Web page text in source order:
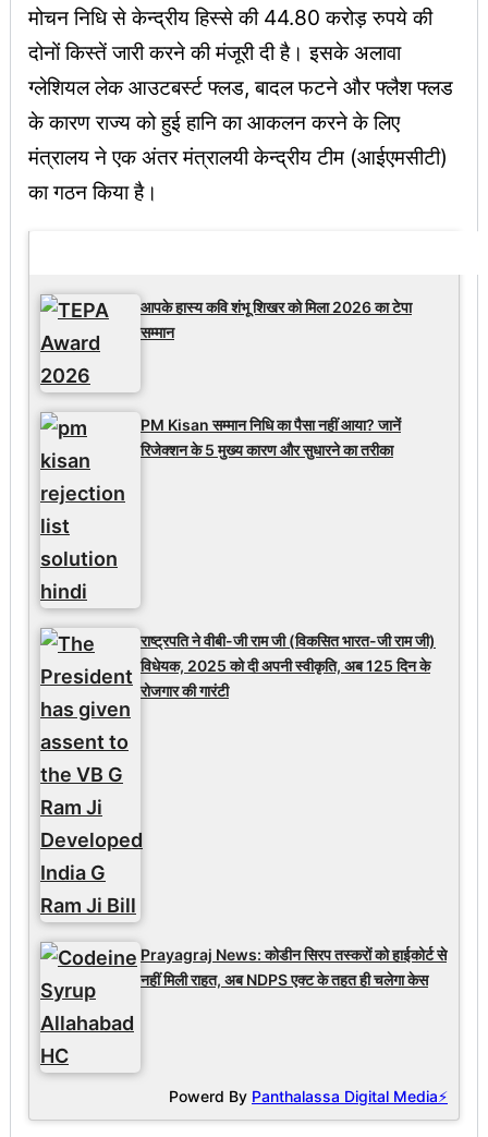
मोचन निधि से केन्द्रीय हिस्से की 44.80 करोड़ रुपये की
दोनों किस्तें जारी करने की मंजूरी दी है। इसके अलावा
ग्लेशियल लेक आउटबर्स्ट फ्लड, बादल फटने और फ्लैश फ्लड
के कारण राज्य को हुई हानि का आकलन करने के लिए
मंत्रालय ने एक अंतर मंत्रालयी केन्द्रीय टीम (आईएमसीटी)
का गठन किया है।
आपके हास्य कवि शंभू शिखर को मिला 2026 का टेपा
सम्मान
PM Kisan सम्मान निधि का पैसा नहीं आया? जानें
रिजेक्शन के 5 मुख्य कारण और सुधारने का तरीका
राष्ट्रपति ने वीबी-जी राम जी (विकसित भारत-जी राम जी)
विधेयक, 2025 को दी अपनी स्वीकृति, अब 125 दिन के
रोजगार की गारंटी
Prayagraj News: कोडीन सिरप तस्करों को हाईकोर्ट से
नहीं मिली राहत, अब NDPS एक्ट के तहत ही चलेगा केस
Powerd By Panthalassa Digital Media⚡